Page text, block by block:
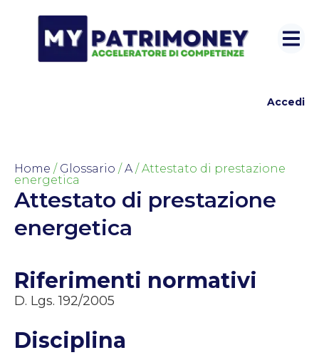
Accedi
Home / Glossario / A / Attestato di prestazione
energetica
Attestato di prestazione
energetica
Riferimenti normativi
D. Lgs. 192/2005
Disciplina